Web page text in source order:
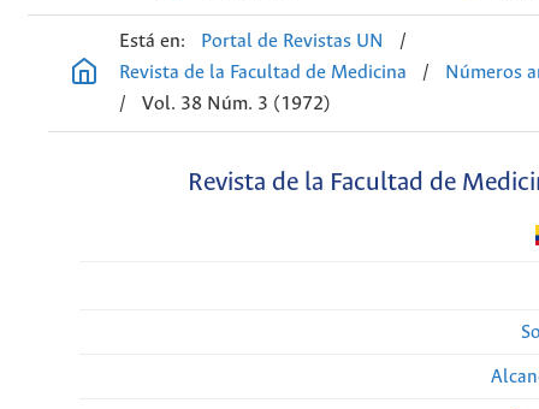
Está en: Portal de Revistas UN
/
Revista de la Facultad de Medicina
/
Números
/
Vol. 38 Núm. 3 (1972)
Revista de la Facultad de